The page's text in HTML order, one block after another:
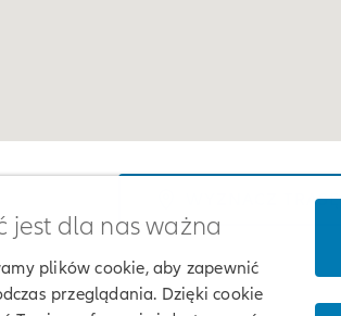
WYZNACZ TRASĘ
jest dla nas ważna
plików cookie, aby zapewnić
przeglądania. Dzięki cookie